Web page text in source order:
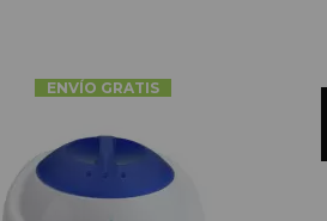
ENVÍO GRATIS